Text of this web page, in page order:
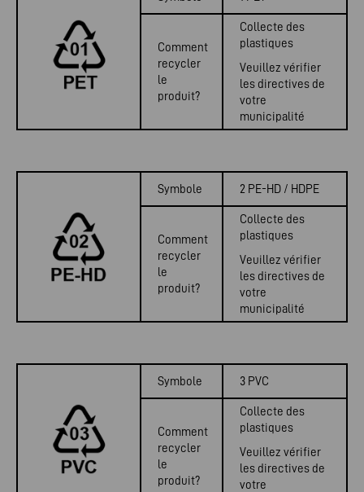
Comment
recycler
le
produit?
Collecte des
plastiques
Veuillez vérifier
les directives de
votre
municipalité
Symbole 2 PE-HD / HDPE
Comment
recycler
le
produit?
Collecte des
plastiques
Veuillez vérifier
les directives de
votre
municipalité
Symbole 3 PVC
Comment
recycler
le
produit?
Collecte des
plastiques
Veuillez vérifier
les directives de
votre